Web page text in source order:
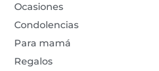
Ocasiones
Condolencias
Para mamá
Regalos